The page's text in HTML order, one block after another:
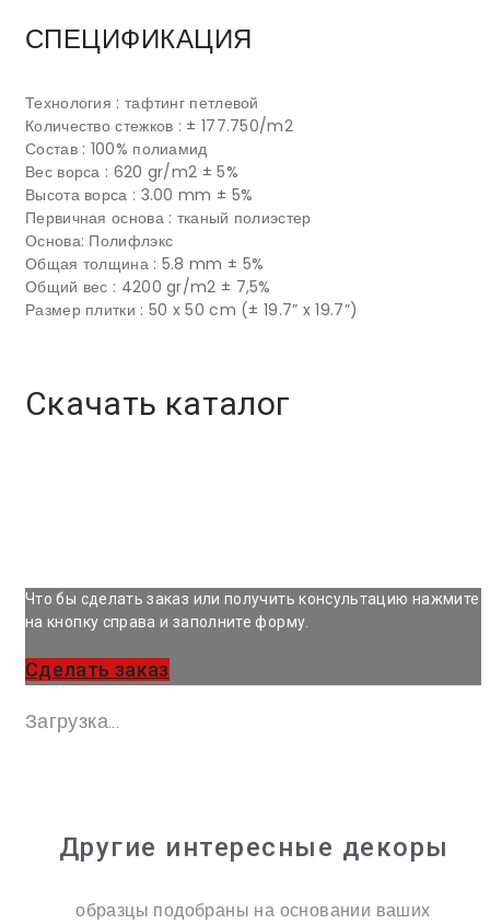
СПЕЦИФИКАЦИЯ
Технология : тафтинг петлевой
Количество стежков : ± 177.750/m2
Состав : 100% полиамид
Вес ворса : 620 gr/m2 ± 5%
Высота ворса : 3.00 mm ± 5%
Первичная основа : тканый полиэстер
Основа: Полифлэкс
Общая толщина : 5.8 mm ± 5%
Общий вес : 4200 gr/m2 ± 7,5%
Размер плитки : 50 x 50 cm (± 19.7” x 19.7”)
Скачать каталог
Что бы сделать заказ или получить консультацию нажмите
на кнопку справа и заполните форму.
Сделать заказ
Загрузка...
Другие интересные декоры
образцы подобраны на основании ваших